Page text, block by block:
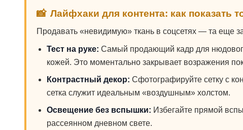
📸 Лайфхаки для контента: как показать
Продавать «невидимую» ткань в соцсетях — та еще
Тест на руке: Самый продающий кадр для
кожей. Это моментально закрывает возражения
Контрастный декор: Сфотографируйте сетку с
сетка служит идеальным «воздушным» холстом.
Освещение без вспышки: Избегайте прямой
рассеянном дневном свете.